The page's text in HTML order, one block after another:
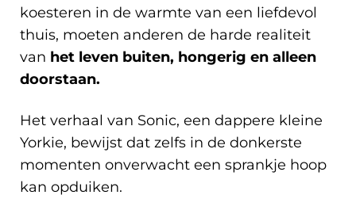
koesteren in de warmte van een liefdevol
thuis, moeten anderen de harde realiteit
van het leven buiten, hongerig en alleen
doorstaan.
Het verhaal van Sonic, een dappere kleine
Yorkie, bewijst dat zelfs in de donkerste
momenten onverwacht een sprankje hoop
kan opduiken.